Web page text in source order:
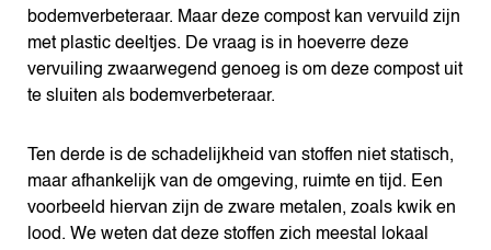
bodemverbeteraar. Maar deze compost kan vervuild zijn
met plastic deeltjes. De vraag is in hoeverre deze
vervuiling zwaarwegend genoeg is om deze compost uit
te sluiten als bodemverbeteraar.
Ten derde is de schadelijkheid van stoffen niet statisch,
maar afhankelijk van de omgeving, ruimte en tijd. Een
voorbeeld hiervan zijn de zware metalen, zoals kwik en
lood. We weten dat deze stoffen zich meestal lokaal